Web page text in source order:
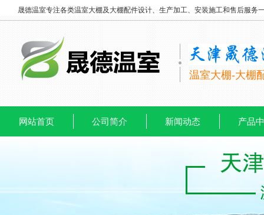
晟德温室专注各类温室大棚及大棚配件设计、生产加工、安装施工和售后服务
温室大棚-大棚
网站首页 公司简介 新闻动态 产品